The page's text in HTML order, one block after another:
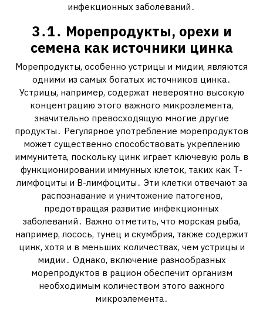
инфекционных заболеваний․
3․1․ Морепродукты, орехи и
семена как источники цинка
Морепродукты, особенно устрицы и мидии, являются
одними из самых богатых источников цинка․
Устрицы, например, содержат невероятно высокую
концентрацию этого важного микроэлемента,
значительно превосходящую многие другие
продукты․ Регулярное употребление морепродуктов
может существенно способствовать укреплению
иммунитета, поскольку цинк играет ключевую роль в
функционировании иммунных клеток, таких как Т-
лимфоциты и В-лимфоциты․ Эти клетки отвечают за
распознавание и уничтожение патогенов,
предотвращая развитие инфекционных
заболеваний․ Важно отметить, что морская рыба,
например, лосось, тунец и скумбрия, также содержит
цинк, хотя и в меньших количествах, чем устрицы и
мидии․ Однако, включение разнообразных
морепродуктов в рацион обеспечит организм
необходимым количеством этого важного
микроэлемента․